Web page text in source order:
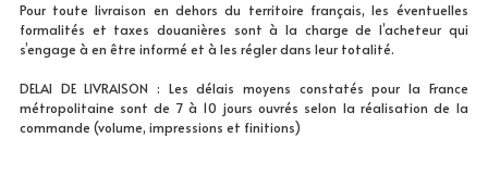
Pour toute livraison en dehors du territoire français, les éventuelles
formalités et taxes douanières sont à la charge de l’acheteur qui
s’engage à en être informé et à les régler dans leur totalité.
DELAI DE LIVRAISON : Les délais moyens constatés pour la France
métropolitaine sont de 7 à 10 jours ouvrés selon la réalisation de la
commande (volume, impressions et finitions)